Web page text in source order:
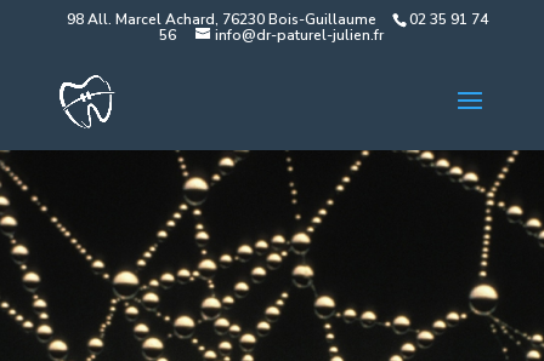
98 All. Marcel Achard, 76230 Bois-Guillaume
02 35 91 74
56
info@dr-paturel-julien.fr